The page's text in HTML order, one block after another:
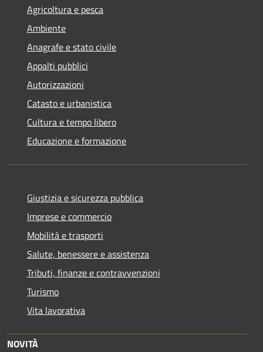
Agricoltura e pesca
Ambiente
Anagrafe e stato civile
Appalti pubblici
Autorizzazioni
Catasto e urbanistica
Cultura e tempo libero
Educazione e formazione
Giustizia e sicurezza pubblica
Imprese e commercio
Mobilità e trasporti
Salute, benessere e assistenza
Tributi, finanze e contravvenzioni
Turismo
Vita lavorativa
NOVITÀ